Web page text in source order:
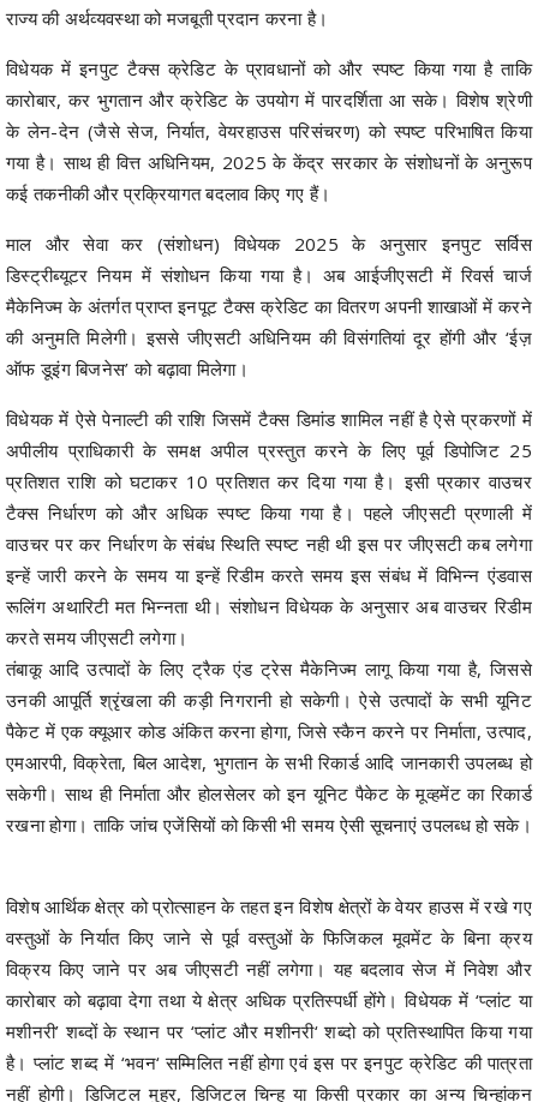
राज्य की अर्थव्यवस्था को मजबूती प्रदान करना है।
विधेयक में इनपुट टैक्स क्रेडिट के प्रावधानों को और स्पष्ट किया गया है ताकि
कारोबार, कर भुगतान और क्रेडिट के उपयोग में पारदर्शिता आ सके। विशेष श्रेणी
के लेन-देन (जैसे सेज, निर्यात, वेयरहाउस परिसंचरण) को स्पष्ट परिभाषित किया
गया है। साथ ही वित्त अधिनियम, 2025 के केंद्र सरकार के संशोधनों के अनुरूप
कई तकनीकी और प्रक्रियागत बदलाव किए गए हैं।
माल और सेवा कर (संशोधन) विधेयक 2025 के अनुसार इनपुट सर्विस
डिस्ट्रीब्यूटर नियम में संशोधन किया गया है। अब आईजीएसटी में रिवर्स चार्ज
मैकेनिज्म के अंतर्गत प्राप्त इनपूट टैक्स क्रेडिट का वितरण अपनी शाखाओं में करने
की अनुमति मिलेगी। इससे जीएसटी अधिनियम की विसंगतियां दूर होंगी और ‘ईज़
ऑफ डूइंग बिजनेस’ को बढ़ावा मिलेगा।
विधेयक में ऐसे पेनाल्टी की राशि जिसमें टैक्स डिमांड शामिल नहीं है ऐसे प्रकरणों में
अपीलीय प्राधिकारी के समक्ष अपील प्रस्तुत करने के लिए पूर्व डिपोजिट 25
प्रतिशत राशि को घटाकर 10 प्रतिशत कर दिया गया है। इसी प्रकार वाउचर
टैक्स निर्धारण को और अधिक स्पष्ट किया गया है। पहले जीएसटी प्रणाली में
वाउचर पर कर निर्धारण के संबंध स्थिति स्पष्ट नही थी इस पर जीएसटी कब लगेगा
इन्हें जारी करने के समय या इन्हें रिडीम करते समय इस संबंध में विभिन्न एंडवास
रूलिंग अथारिटी मत भिन्नता थी। संशोधन विधेयक के अनुसार अब वाउचर रिडीम
करते समय जीएसटी लगेगा।
तंबाकू आदि उत्पादों के लिए ट्रैक एंड ट्रेस मैकेनिज्म लागू किया गया है, जिससे
उनकी आपूर्ति श्रृंखला की कड़ी निगरानी हो सकेगी। ऐसे उत्पादों के सभी यूनिट
पैकेट में एक क्यूआर कोड अंकित करना होगा, जिसे स्कैन करने पर निर्माता, उत्पाद,
एमआरपी, विक्रेता, बिल आदेश, भुगतान के सभी रिकार्ड आदि जानकारी उपलब्ध हो
सकेगी। साथ ही निर्माता और होलसेलर को इन यूनिट पैकेट के मूव्हमेंट का रिकार्ड
रखना होगा। ताकि जांच एजेंसियों को किसी भी समय ऐसी सूचनाएं उपलब्ध हो सके।
विशेष आर्थिक क्षेत्र को प्रोत्साहन के तहत इन विशेष क्षेत्रों के वेयर हाउस में रखे गए
वस्तुओं के निर्यात किए जाने से पूर्व वस्तुओं के फिजिकल मूवमेंट के बिना क्रय
विक्रय किए जाने पर अब जीएसटी नहीं लगेगा। यह बदलाव सेज में निवेश और
कारोबार को बढ़ावा देगा तथा ये क्षेत्र अधिक प्रतिस्पर्धी होंगे। विधेयक में ‘प्लांट या
मशीनरी’ शब्दों के स्थान पर ‘प्लांट और मशीनरी‘ शब्दो को प्रतिस्थापित किया गया
है। प्लांट शब्द में ‘भवन‘ सम्मिलित नहीं होगा एवं इस पर इनपुट क्रेडिट की पात्रता
नहीं होगी। डिजिटल मुहर, डिजिटल चिन्ह या किसी प्रकार का अन्य चिन्हांकन